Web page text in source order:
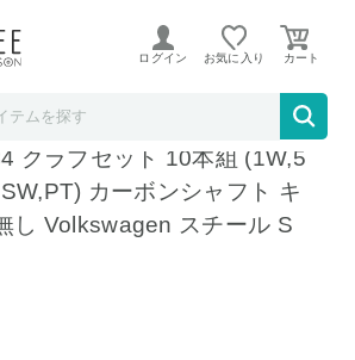
ております。
ログイン お気に入り
み フォルクスワーゲン ゴル
クラブセット 10本組 (1W,5
カーボンシャフト キ
し Volkswagen スチール S